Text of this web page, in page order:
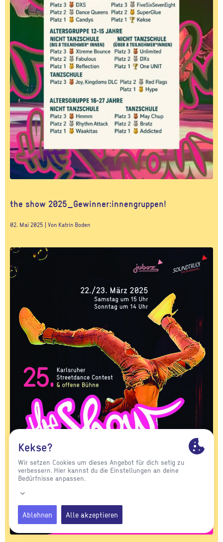
the show 2025_Gewinner:innengruppen!
02. Mai 2025 | Von Katrin Boden